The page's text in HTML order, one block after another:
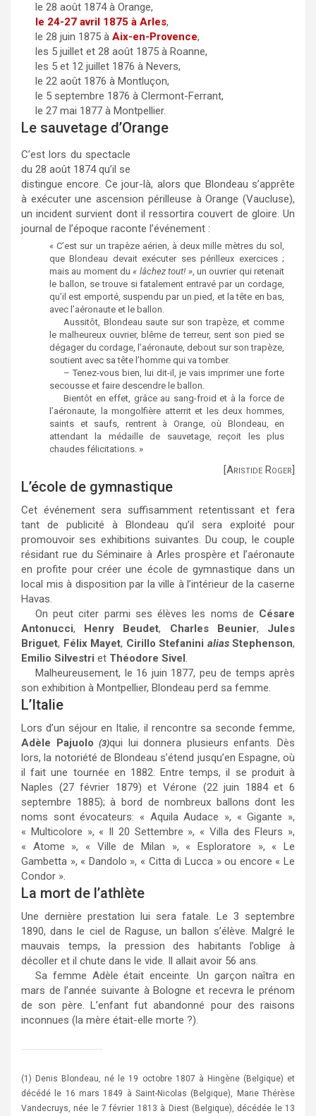
le 28 août 1874 à Orange,
le 24-27 avril 1875 à Arles,
le 28 juin 1875 à Aix-en-Provence,
les 5 juillet et 28 août 1875 à Roanne,
les 5 et 12 juillet 1876 à Nevers,
le 22 août 1876 à Montluçon,
le 5 septembre 1876 à Clermont-Ferrant,
le 27 mai 1877 à Montpellier.
Le sauvetage d’Orange
C’est lors du spectacle
du 28 août 1874 qu’il se
distingue encore. Ce jour-là, alors que Blondeau s’apprête
à exécuter une ascension périlleuse à Orange (Vaucluse),
un incident survient dont il ressortira couvert de gloire. Un
journal de l’époque raconte l’événement :
« C’est sur un trapèze aérien, à deux mille mètres du sol,
que Blondeau devait exécuter ses périlleux exercices ;
mais au moment du« lâchez tout! », un ouvrier qui retenait
le ballon, se trouve si fatalement entravé par un cordage,
qu’il est emporté, suspendu par un pied, et la tête en bas,
avec l’aéronaute et le ballon.
Aussitôt, Blondeau saute sur son trapèze, et comme
le malheureux ouvrier, blême de terreur, sent son pied se
dégager du cordage, l’aéronaute, debout sur son trapèze,
soutient avec sa tête l’homme qui va tomber.
– Tenez-vous bien, lui dit-il, je vais imprimer une forte
secousse et faire descendre le ballon.
Bientôt en effet, grâce au sang-froid et à la force de
l’aéronaute, la mongolfière atterrit et les deux hommes,
saints et saufs, rentrent à Orange, où Blondeau, en
attendant la médaille de sauvetage, reçoit les plus
chaudes félicitations. »
[Aristide Roger]
L’école de gymnastique
Cet événement sera suffisamment retentissant et fera
tant de publicité à Blondeau qu’il sera exploité pour
promouvoir ses exhibitions suivantes. Du coup, le couple
résidant rue du Séminaire à Arles prospère et l’aéronaute
en profite pour créer une école de gymnastique dans un
local mis à disposition par la ville à l’intérieur de la caserne
Havas.
On peut citer parmi ses élèves les noms de Césare
Antonucci, Henry Beudet, Charles Beunier, Jules
Briguet, Félix Mayet, Cirillo Stefanini aliasStephenson,
Emilio Silvestri et Théodore Sivel.
Malheureusement, le 16 juin 1877, peu de temps après
son exhibition à Montpellier, Blondeau perd sa femme.
L’Italie
Lors d’un séjour en Italie, il rencontre sa seconde femme,
Adèle Pajuolo (3)qui lui donnera plusieurs enfants. Dès
lors, la notoriété de Blondeau s’étend jusqu’en Espagne, où
il fait une tournée en 1882. Entre temps, il se produit à
Naples (27 février 1879) et Vérone (22 juin 1884 et 6
septembre 1885); à bord de nombreux ballons dont les
noms sont évocateurs: « Aquila Audace », « Gigante »,
« Multicolore », « Il 20 Settembre », « Villa des Fleurs »,
« Atome », « Ville de Milan », « Esploratore », « Le
Gambetta », « Dandolo », « Citta di Lucca » ou encore « Le
Condor ».
La mort de l’athlète
Une dernière prestation lui sera fatale. Le 3 septembre
1890, dans le ciel de Raguse, un ballon s’élève. Malgré le
mauvais temps, la pression des habitants l’oblige à
décoller et il chute dans le vide. Il allait avoir 56 ans.
Sa femme Adèle était enceinte. Un garçon naîtra en
mars de l’année suivante à Bologne et recevra le prénom
de son père. L’enfant fut abandonné pour des raisons
inconnues (la mère était-elle morte ?).
(1) Denis Blondeau, né le 19 octobre 1807 à Hingène (Belgique) et
décédé le 16 mars 1849 à Saint-Nicolas (Belgique), Marie Thérèse
Vandecruys, née le 7 février 1813 à Diest (Belgique), décédée le 13